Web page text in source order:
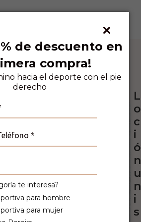
de descuento en
compra!
hacia el deporte con el pie
derecho
te interesa?
para hombre
para mujer
este producto ahora
L
o
c
i
ó
n
u
n
i
s